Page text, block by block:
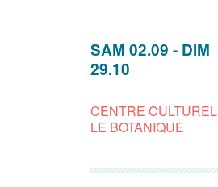
SAM 02.09 - DIM
29.10
CENTRE CULTUREL
LE BOTANIQUE